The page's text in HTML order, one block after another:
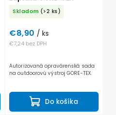
Skladom (>2 ks)
€7,24 bez DPH
€8,90 / ks
Do košíka
Autorizovaná opravárenská sada
na outdoorovú výstroj GORE-TEX.